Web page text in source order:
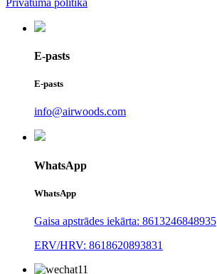
E-pasts
E-pasts
info@airwoods.com
WhatsApp
WhatsApp
Gaisa apstrādes iekārta: 8613246848935
ERV/HRV: 8618620893831